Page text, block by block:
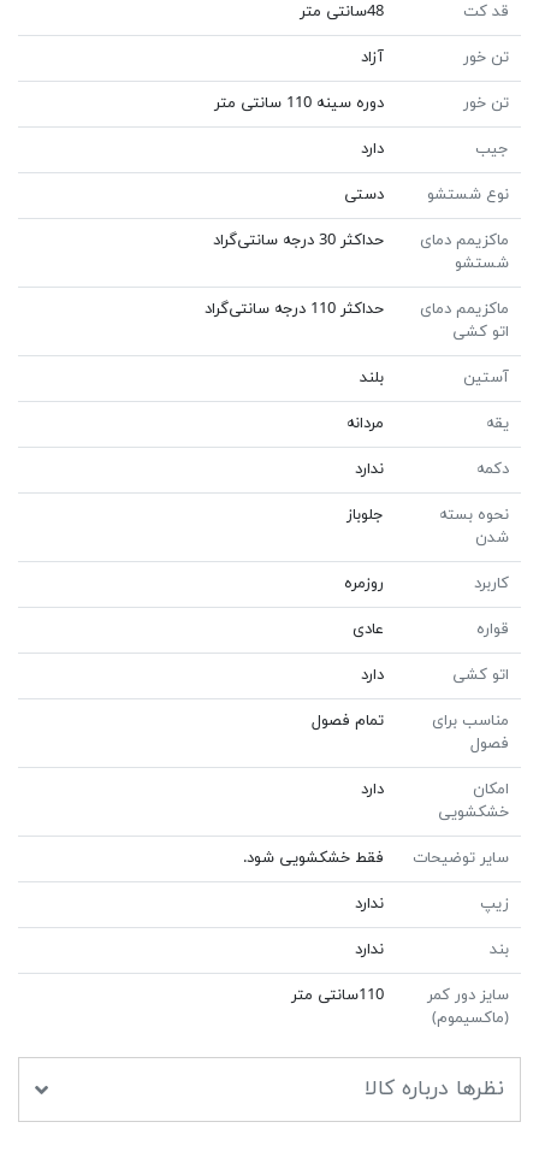
قد کت 48سانتى متر
تن خور آزاد
تن خور دوره سينه 110 سانتى متر
جیب دارد
نوع شستشو دستی
ماکزیمم دمای
شستشو
حداکثر 30 درجه سانتی‌گراد
ماکزیمم دمای
اتو کشی
حداکثر 110 درجه سانتی‌گراد
آستین بلند
یقه مردانه
دکمه ندارد
نحوه بسته
شدن
جلوباز
کاربرد روزمره
قواره عادی
اتو کشی دارد
مناسب برای
فصول
تمام فصول
امکان
خشکشویی
دارد
سایر توضیحات فقط خشکشویی شود.
زیپ ندارد
بند ندارد
سایز دور کمر
(ماکسیموم)
110سانتى متر
نظرها درباره کالا